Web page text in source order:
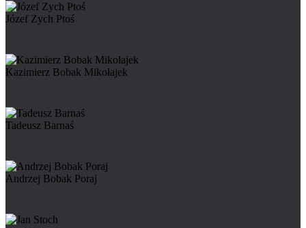
Józef Zych Ptoś
Kazimierz Bobak Mikołajek
Tadeusz Barnaś
Andrzej Bobak Poraj